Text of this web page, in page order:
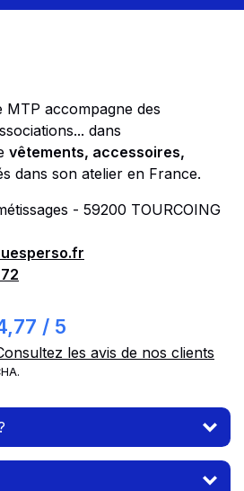
MTP accompagne des
dans
vêtements, accessoires,
dans son atelier en France.
- 59200 TOURCOING
/ 5
les avis de nos clients